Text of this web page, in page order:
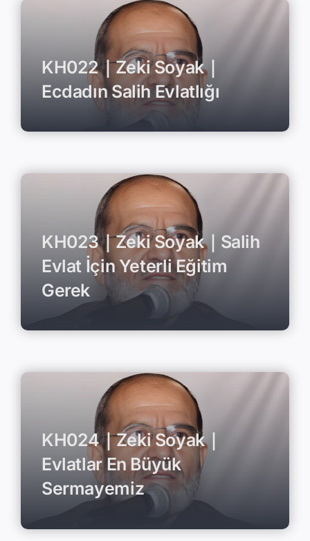
KH022｜Zeki Soyak｜
Ecdadın Salih Evlatlığı
KH023｜Zeki Soyak｜Salih
Evlat İçin Yeterli Eğitim
Gerek
KH024｜Zeki Soyak｜
Evlatlar En Büyük
Sermayemiz